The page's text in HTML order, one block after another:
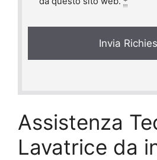
a
Assistenza
Lavatrice da